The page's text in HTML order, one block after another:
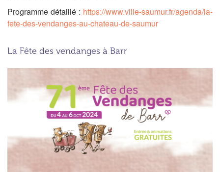
Programme détaillé : https://www.ville-saumur.fr/agenda/la-
fete-des-vendanges-au-chateau-de-saumur
La Fête des vendanges à Barr